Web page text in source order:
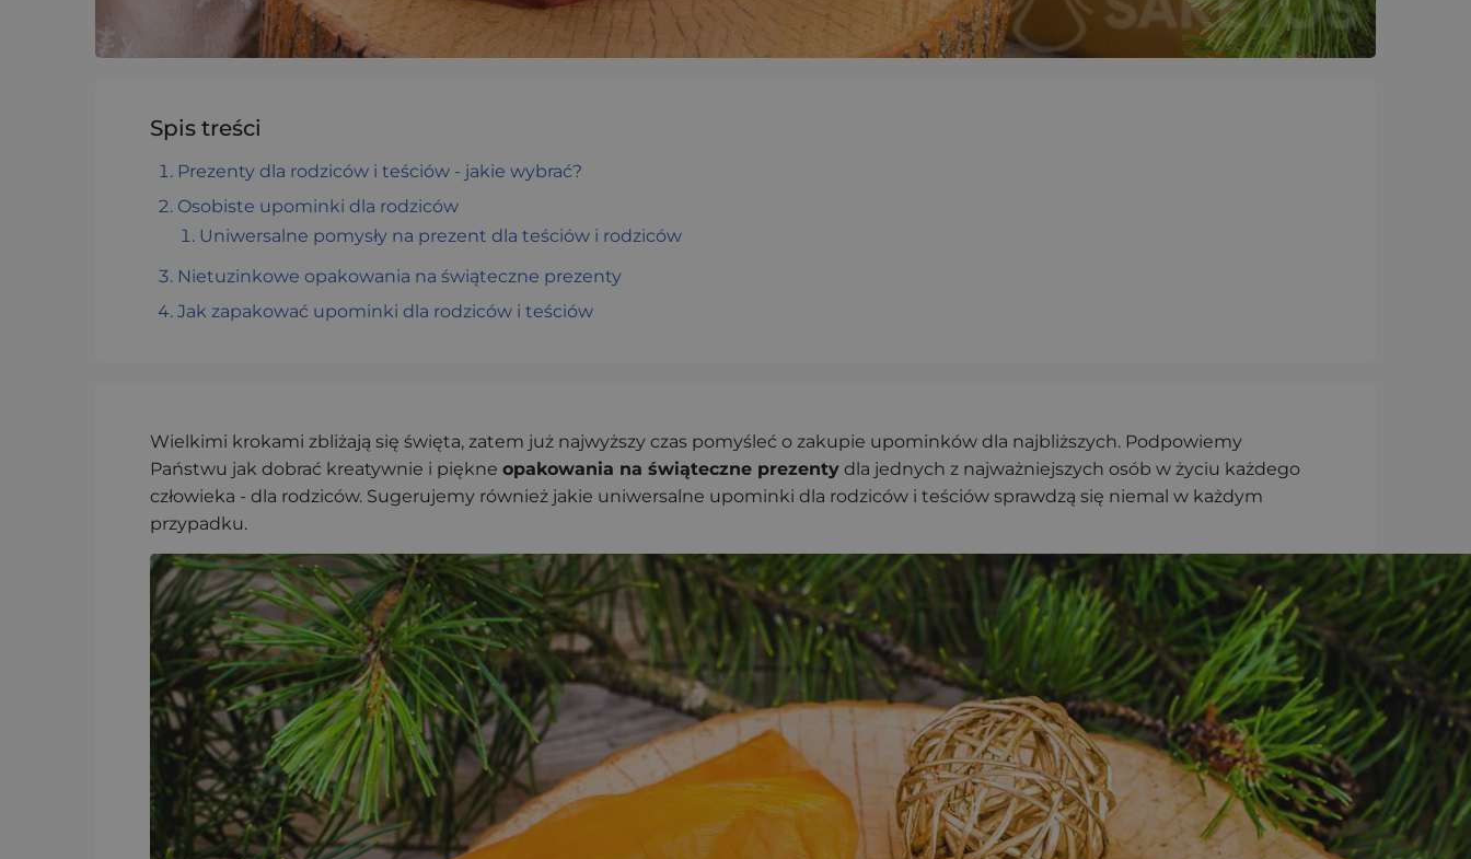
Spis treści
Prezenty dla rodziców i teściów - jakie wybrać?
Osobiste upominki dla rodziców
Uniwersalne pomysły na prezent dla teściów i rodziców
Nietuzinkowe opakowania na świąteczne prezenty
Jak zapakować upominki dla rodziców i teściów
Wielkimi krokami zbliżają się święta, zatem już najwyższy czas pomyśleć o zakupie upominków dla najbliższych. Podpowiemy
Państwu jak dobrać kreatywnie i piękne opakowania na świąteczne prezenty dla jednych z najważniejszych osób w życiu każdego
człowieka - dla rodziców. Sugerujemy również jakie uniwersalne upominki dla rodziców i teściów sprawdzą się niemal w każdym
przypadku.